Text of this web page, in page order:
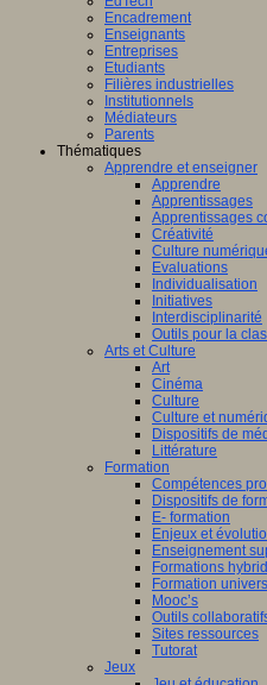
Encadrement
Enseignants
Entreprises
Etudiants
Filières industrielles
Institutionnels
Médiateurs
Parents
Thématiques
Apprendre et enseigner
Apprendre
Apprentissages
Apprentissages
Créativité
Culture
Evaluations
Individualisation
Initiatives
Interdisciplinarité
Outils pour la
Arts et Culture
Art
Cinéma
Culture
Culture et
Dispositifs de
Littérature
Formation
Compétences
Dispositifs de
E- formation
Enjeux et
Enseignement
Formations
Formation
Mooc’s
Outils
Sites ressources
Tutorat
Jeux